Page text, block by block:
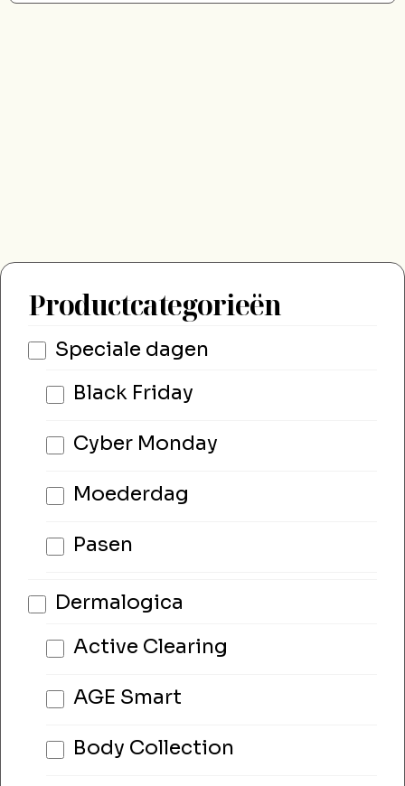
Productcategorieën
Speciale dagen
Black Friday
Cyber Monday
Moederdag
Pasen
Dermalogica
Active Clearing
AGE Smart
Body Collection